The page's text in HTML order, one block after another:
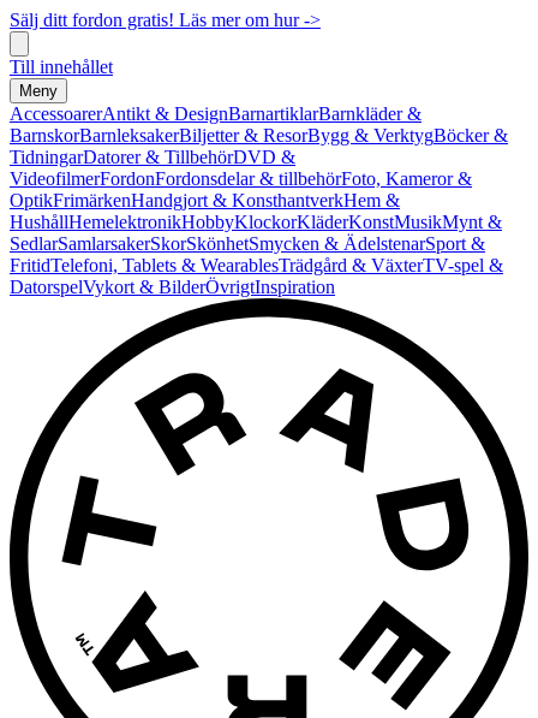
Sälj ditt fordon gratis! Läs mer om hur ->
Till innehållet
Meny
AccessoarerAntikt & DesignBarnartiklarBarnkläder &
BarnskorBarnleksakerBiljetter & ResorBygg & VerktygBöcker &
TidningarDatorer & TillbehörDVD &
VideofilmerFordonFordonsdelar & tillbehörFoto, Kameror &
OptikFrimärkenHandgjort & KonsthantverkHem &
HushållHemelektronikHobbyKlockorKläderKonstMusikMynt &
SedlarSamlarsakerSkorSkönhetSmycken & ÄdelstenarSport &
FritidTelefoni, Tablets & WearablesTrädgård & VäxterTV-spel &
DatorspelVykort & BilderÖvrigtInspiration